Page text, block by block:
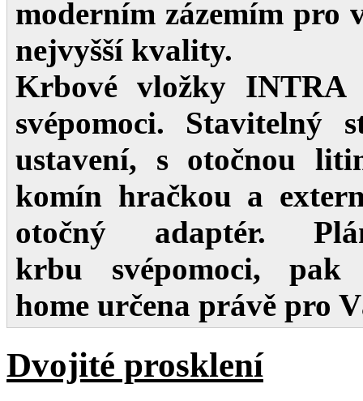
moderním zázemím pro
nejvyšší kvality.
Krbové vložky
svépomoci. Stavitelný
ustavení, s otočnou
komín hračkou a
otočný adaptér.
krbu svépomoci, pak
home určena právě pro
Dvojité prosklení